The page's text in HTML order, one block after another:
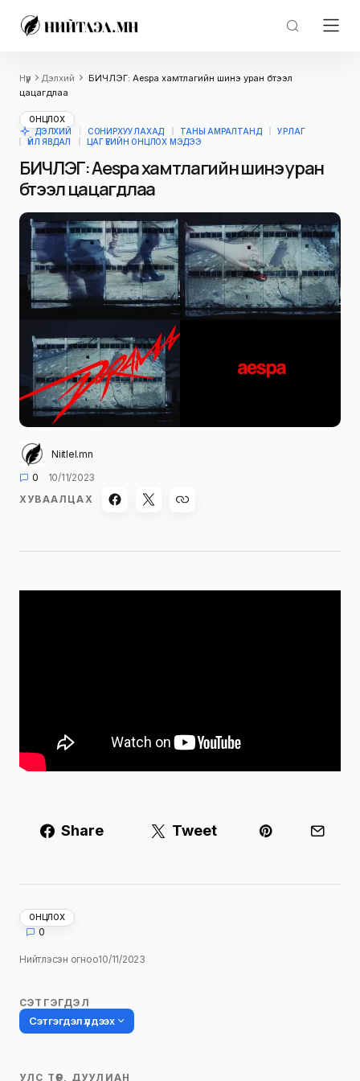
Нүүр Дэлхий
БИЧЛЭГ: Aespa хамтлагийн шинэ уран бүтээл
цацагдлаа
ОНЦЛОХ
ДЭЛХИЙ
СОНИРХУУЛАХАД ТАНЫ АМРАЛТАНД
УРЛАГ
ҮЙЛ ЯВДАЛ
ЦАГ ҮЕИЙН ОНЦЛОХ МЭДЭЭ
БИЧЛЭГ: Aespa хамтлагийн шинэ уран
бүтээл цацагдлаа
Niitlel.mn
0
10/11/2023
ХУВААЛЦАХ
Share Tweet
ОНЦЛОХ
0
Нийтлэсэн огноо10/11/2023
СЭТГЭГДЭЛ
Сэтгэгдэл үлдээх
УЛС ТӨР, ДУУЛИАН